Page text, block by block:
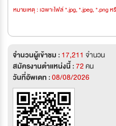
หมายเหตุ : เฉพาะไฟล์ *.jpg, *.jpeg, *.png
จำนวนผู้เข้าชม : 17,211 จำนวน
สมัครงานตำแหน่งนี้ :72คน
วันที่อัพเดท :08/08/2026